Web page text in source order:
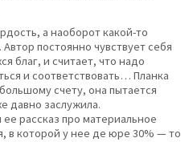
а наоборот какой-то
постоянно чувствует себя
благ, и считает, что надо
и соответствовать… Планка
счету, она пытается
давно заслужила.
рассказ про материальное
в которой у нее де юре 30% — то